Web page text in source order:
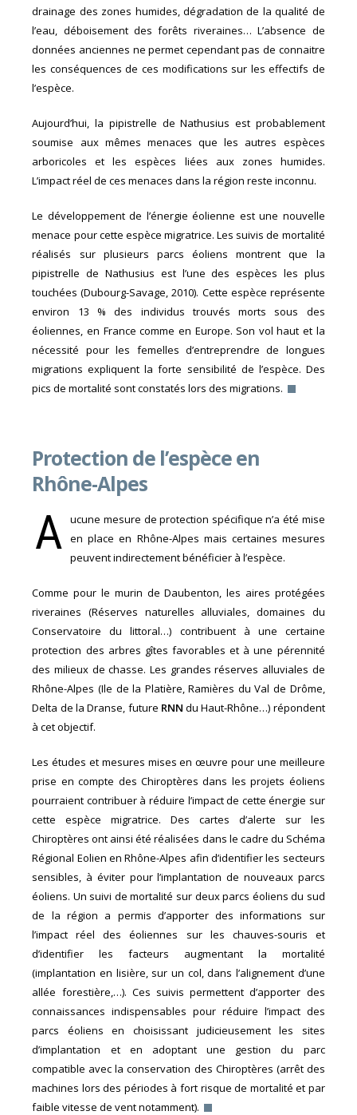
drainage des zones humides, dégradation de la qualité de
l’eau, déboisement des forêts riveraines… L’absence de
données anciennes ne permet cependant pas de connaitre
les conséquences de ces modifications sur les effectifs de
l’espèce.
Aujourd’hui, la pipistrelle de Nathusius est probablement
soumise aux mêmes menaces que les autres espèces
arboricoles et les espèces liées aux zones humides.
L’impact réel de ces menaces dans la région reste inconnu.
Le développement de l’énergie éolienne est une nouvelle
menace pour cette espèce migratrice. Les suivis de mortalité
réalisés sur plusieurs parcs éoliens montrent que la
pipistrelle de Nathusius est l’une des espèces les plus
touchées (Dubourg-Savage, 2010). Cette espèce représente
environ 13 % des individus trouvés morts sous des
éoliennes, en France comme en Europe. Son vol haut et la
nécessité pour les femelles d’entreprendre de longues
migrations expliquent la forte sensibilité de l’espèce. Des
pics de mortalité sont constatés lors des migrations.
Protection de l’espèce en
Rhône-Alpes
A ucune mesure de protection spécifique n’a été mise
en place en Rhône-Alpes mais certaines mesures
peuvent indirectement bénéficier à l’espèce.
Comme pour le murin de Daubenton, les aires protégées
riveraines (Réserves naturelles alluviales, domaines du
Conservatoire du littoral…) contribuent à une certaine
protection des arbres gîtes favorables et à une pérennité
des milieux de chasse. Les grandes réserves alluviales de
Rhône-Alpes (Ile de la Platière, Ramières du Val de Drôme,
Delta de la Dranse, future RNN du Haut-Rhône…) répondent
à cet objectif.
Les études et mesures mises en œuvre pour une meilleure
prise en compte des Chiroptères dans les projets éoliens
pourraient contribuer à réduire l’impact de cette énergie sur
cette espèce migratrice. Des cartes d’alerte sur les
Chiroptères ont ainsi été réalisées dans le cadre du Schéma
Régional Eolien en Rhône-Alpes afin d’identifier les secteurs
sensibles, à éviter pour l’implantation de nouveaux parcs
éoliens. Un suivi de mortalité sur deux parcs éoliens du sud
de la région a permis d’apporter des informations sur
l’impact réel des éoliennes sur les chauves-souris et
d’identifier les facteurs augmentant la mortalité
(implantation en lisière, sur un col, dans l’alignement d’une
allée forestière,…). Ces suivis permettent d’apporter des
connaissances indispensables pour réduire l’impact des
parcs éoliens en choisissant judicieusement les sites
d’implantation et en adoptant une gestion du parc
compatible avec la conservation des Chiroptères (arrêt des
machines lors des périodes à fort risque de mortalité et par
faible vitesse de vent notamment).